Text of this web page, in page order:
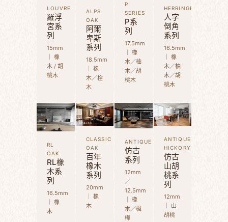
LOUVRE
羅浮
宮系
列
15mm
｜ 橡
木 / 胡
桃木
ALPS
OAK
阿爾
卑斯
系列
18.5mm
｜ 橡
木／栓
木
P
SERIES
P系
列
17.5mm
｜ 橡
木／柚
木／胡
桃木
HERRINGBONE
人字
倒角
系列
16.5mm
｜ 橡
木／柚
木／胡
桃木
RL
OAK
RL橡
木系
列
16.5mm
｜ 橡
木
CLASSIC
OAK
百年
橡木
系列
20mm
｜ 橡
木
ANTIQUE
仿古
系列
12mm
／
12.5mm
｜ 橡
木／楓
樺
ANTIQUE
HICKORY
仿古
山胡
桃系
列
12mm
｜ 山
胡桃